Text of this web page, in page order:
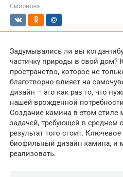
Смирнова
Задумывались ли вы когда-
частичку природы в свой дом?
пространство, которое не
благотворно влияет на
дизайн – это как раз то, что
нашей врожденной
Создание камина в этом стиле
задачей, требующей в среднем
результат того стоит.
биофильный дизайн камина, и
реализовать.